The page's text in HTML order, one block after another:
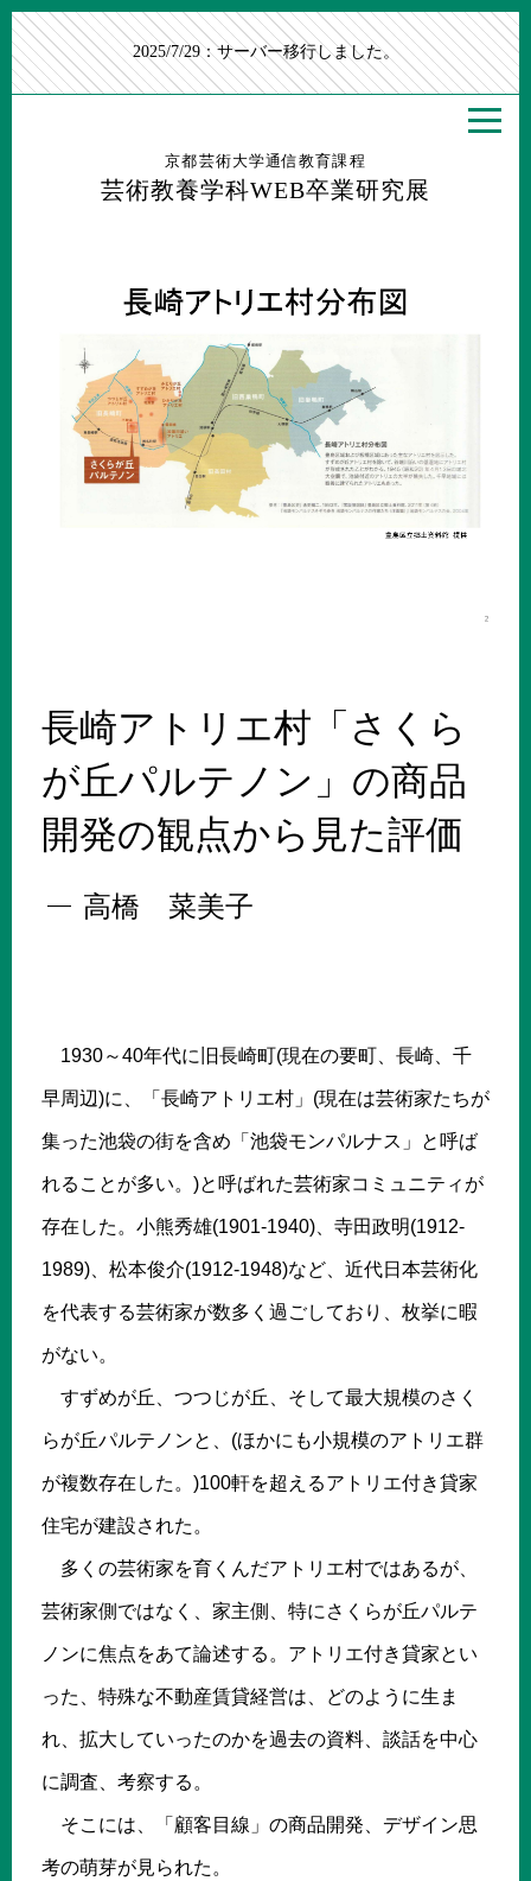
2025/7/29：サーバー移行しました。
京都芸術大学通信教育課程
芸術教養学科WEB卒業研究展
長崎アトリエ村「さくら
が丘パルテノン」の商品
開発の観点から見た評価
高橋 菜美子
1930～40年代に旧長崎町(現在の要町、長崎、千
早周辺)に、「長崎アトリエ村」(現在は芸術家たちが
集った池袋の街を含め「池袋モンパルナス」と呼ば
れることが多い。)と呼ばれた芸術家コミュニティが
存在した。小熊秀雄(1901-1940)、寺田政明(1912-
1989)、松本俊介(1912-1948)など、近代日本芸術化
を代表する芸術家が数多く過ごしており、枚挙に暇
がない。
すずめが丘、つつじが丘、そして最大規模のさく
らが丘パルテノンと、(ほかにも小規模のアトリエ群
が複数存在した。)100軒を超えるアトリエ付き貸家
住宅が建設された。
多くの芸術家を育くんだアトリエ村ではあるが、
芸術家側ではなく、家主側、特にさくらが丘パルテ
ノンに焦点をあて論述する。アトリエ付き貸家とい
った、特殊な不動産賃貸経営は、どのように生ま
れ、拡大していったのかを過去の資料、談話を中心
に調査、考察する。
そこには、「顧客目線」の商品開発、デザイン思
考の萌芽が見られた。